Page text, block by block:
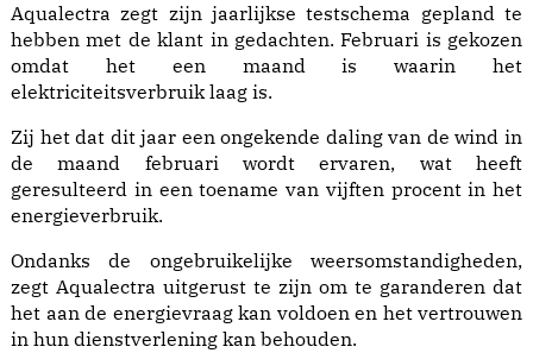
Aqualectra zegt zijn jaarlijkse testschema gepland te
hebben met de klant in gedachten. Februari is gekozen
omdat het een maand is waarin het
elektriciteitsverbruik laag is.
Zij het dat dit jaar een ongekende daling van de wind in
de maand februari wordt ervaren, wat heeft
geresulteerd in een toename van vijften procent in het
energieverbruik.
Ondanks de ongebruikelijke weersomstandigheden,
zegt Aqualectra uitgerust te zijn om te garanderen dat
het aan de energievraag kan voldoen en het vertrouwen
in hun dienstverlening kan behouden.